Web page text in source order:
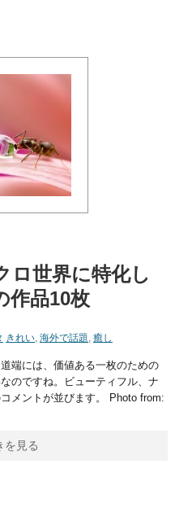
ロ世界に特化し
作品10枚
きれい, 海外で話題, 癒し
端には、価値ある一枚のための
のですね。ビューティフル、ナ
メントが並びます。 Photo from:
を見る